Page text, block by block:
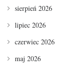
sierpień 2026
lipiec 2026
czerwiec 2026
maj 2026